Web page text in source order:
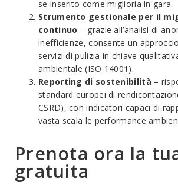
se inserito come miglioria in gara.
Strumento gestionale per il
continuo – grazie all’analisi di
inefficienze, consente un
servizi di pulizia in chiave
ambientale (ISO 14001).
Reporting di sostenibilità –
standard europei di
CSRD), con indicatori capaci di
vasta scala le performance
Prenota ora la
gratuita